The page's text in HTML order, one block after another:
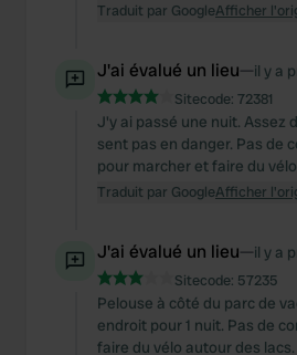
Traduit par GoogleAfficher
J'ai évalué un lieu—il y a
Sitecode: 72381
J'y ai passé une nuit. Assez
sent pas en danger. Pas de
pour marcher et faire du
Traduit par GoogleAfficher
J'ai évalué un lieu—il y a
Sitecode: 57235
Pelouse à côté du parc de
endroit pour 1 nuit. Pas de
faire du vélo autour des lacs.